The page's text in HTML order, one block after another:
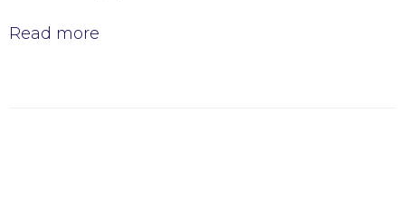
Read more